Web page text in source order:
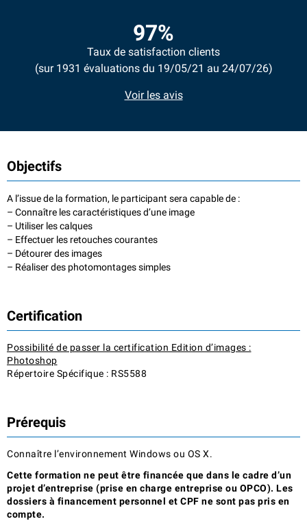
97%
Taux de satisfaction clients
(sur 1931 évaluations du 19/05/21 au 24/07/26)
Voir les avis
Objectifs
A l’issue de la formation, le participant sera capable de :
– Connaître les caractéristiques d’une image
– Utiliser les calques
– Effectuer les retouches courantes
– Détourer des images
– Réaliser des photomontages simples
Certification
Possibilité de passer la certification Edition d’images :
Photoshop
Répertoire Spécifique : RS5588
Prérequis
Connaître l’environnement Windows ou OS X.
Cette formation ne peut être financée que dans le cadre d’un
projet d’entreprise (prise en charge entreprise ou OPCO). Les
dossiers à financement personnel et CPF ne sont pas pris en
compte.